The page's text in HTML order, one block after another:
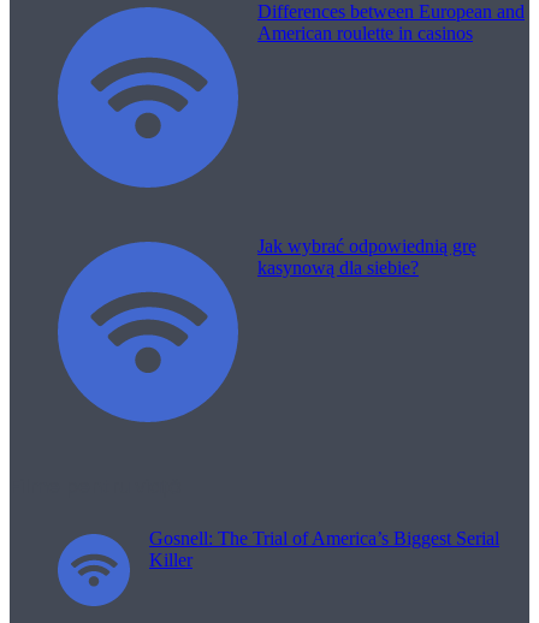
Differences between European and
American roulette in casinos
Jak wybrać odpowiednią grę
kasynową dla siebie?
Gosnell: The Trial of America’s Biggest Serial
Killer